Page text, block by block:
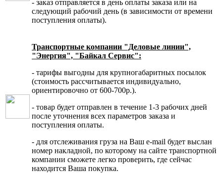
- заказ отправляется в день оплаты заказа или на
следующий рабочий день (в зависимости от времени
поступления оплаты).
Транспортные компании "Деловые линии",
"Энергия", "Байкал Сервис":
- тарифы выгодны для крупногабаритных посылок
(стоимость рассчитывается индивидуально,
ориентировочно от 600-700р.).
- товар будет отправлен в течение 1-3 рабочих дней
после уточнения всех параметров заказа и
поступления оплаты.
- для отслеживания груза на Ваш e-mail будет выслан
номер накладной, по которому на сайте транспортной
компании сможете легко проверить, где сейчас
находится Ваша покупка.